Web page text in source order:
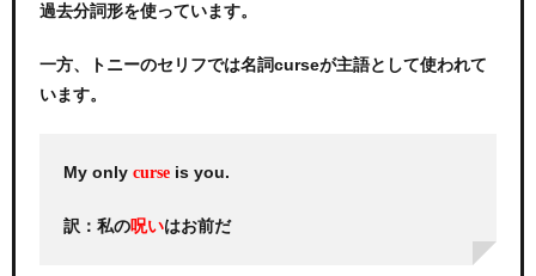
過去分詞形を使っています。
一方、トニーのセリフでは名詞curseが主語として使われて
います。
My only curse is you.
訳：私の呪いはお前だ